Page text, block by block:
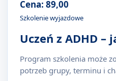
Cena: 89,00
Szkolenie wyjazdowe
Uczeń z ADHD –
Program szkolenia może
potrzeb grupy, terminu i